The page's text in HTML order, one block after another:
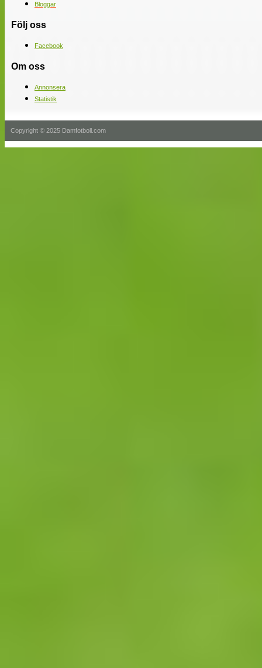
Bloggar
Följ oss
Facebook
Om oss
Annonsera
Statistik
Copyright © 2025 Damfotboll.com